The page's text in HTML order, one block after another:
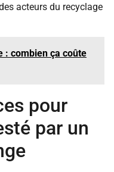
acteurs du recyclage
: combien ça coûte
pour
par un